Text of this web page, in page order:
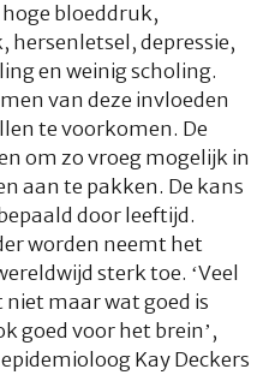
bloeddruk,
depressie,
en weinig scholing.
van deze invloeden
te voorkomen. De
om zo vroeg mogelijk in
aan te pakken. De kans
door leeftijd.
worden neemt het
sterk toe. ‘Veel
maar wat goed is
goed voor het brein’,
Kay Deckers